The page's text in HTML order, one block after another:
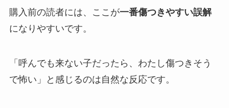
購入前の読者には、ここが一番傷つきやすい誤解
になりやすいです。
「呼んでも来ない子だったら、わたし傷つきそう
で怖い」と感じるのは自然な反応です。